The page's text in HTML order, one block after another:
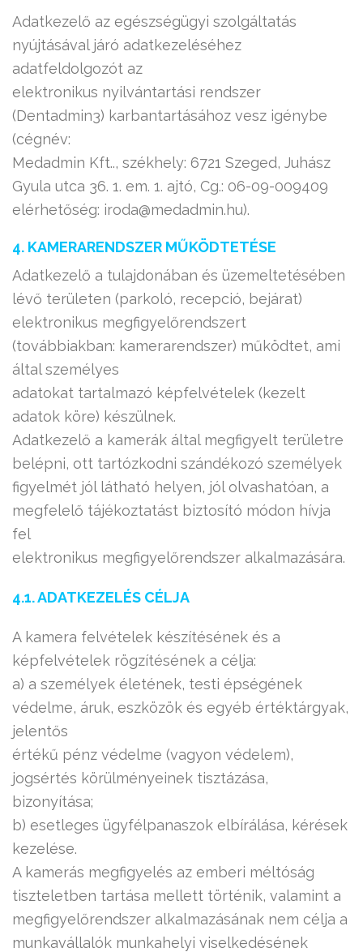
Adatkezelő az egészségügyi szolgáltatás
nyújtásával járó adatkezeléséhez
adatfeldolgozót az
elektronikus nyilvántartási rendszer
(Dentadmin3) karbantartásához vesz igénybe
(cégnév:
Medadmin Kft.., székhely: 6721 Szeged, Juhász
Gyula utca 36. 1. em. 1. ajtó, Cg.: 06-09-009409
elérhetőség: iroda@medadmin.hu).
4. KAMERARENDSZER MŰKÖDTETÉSE
Adatkezelő a tulajdonában és üzemeltetésében
lévő területen (parkoló, recepció, bejárat)
elektronikus megfigyelőrendszert
(továbbiakban: kamerarendszer) működtet, ami
által személyes
adatokat tartalmazó képfelvételek (kezelt
adatok köre) készülnek.
Adatkezelő a kamerák által megfigyelt területre
belépni, ott tartózkodni szándékozó személyek
figyelmét jól látható helyen, jól olvashatóan, a
megfelelő tájékoztatást biztosító módon hívja
fel
elektronikus megfigyelőrendszer alkalmazására.
4.1. ADATKEZELÉS CÉLJA
A kamera felvételek készítésének és a
képfelvételek rögzítésének a célja:
a) a személyek életének, testi épségének
védelme, áruk, eszközök és egyéb értéktárgyak,
jelentős
értékű pénz védelme (vagyon védelem),
jogsértés körülményeinek tisztázása,
bizonyítása;
b) esetleges ügyfélpanaszok elbírálása, kérések
kezelése.
A kamerás megfigyelés az emberi méltóság
tiszteletben tartása mellett történik, valamint a
megfigyelőrendszer alkalmazásának nem célja a
munkavállalók munkahelyi viselkedésének